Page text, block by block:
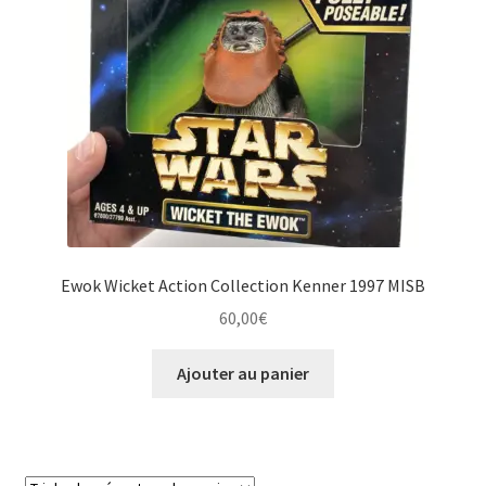
Ewok Wicket Action Collection Kenner 1997 MISB
60,00€
Ajouter au panier